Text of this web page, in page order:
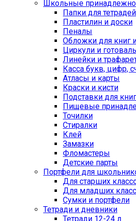
Школьные
Папки для
Пластилин и доски
Пеналы
Обложки для книг
Циркули и
Линейки и
Касса букв, цифр,
Атласы и карты
Краски и кисти
Подставки для книг
Пищевые
Точилки
Стиралки
Клей
Замазки
Фломастеры
Детские парты
Портфели для
Для старших
Для младших
Сумки и портфели
Тетради и дневники
Тетради 12-24 л